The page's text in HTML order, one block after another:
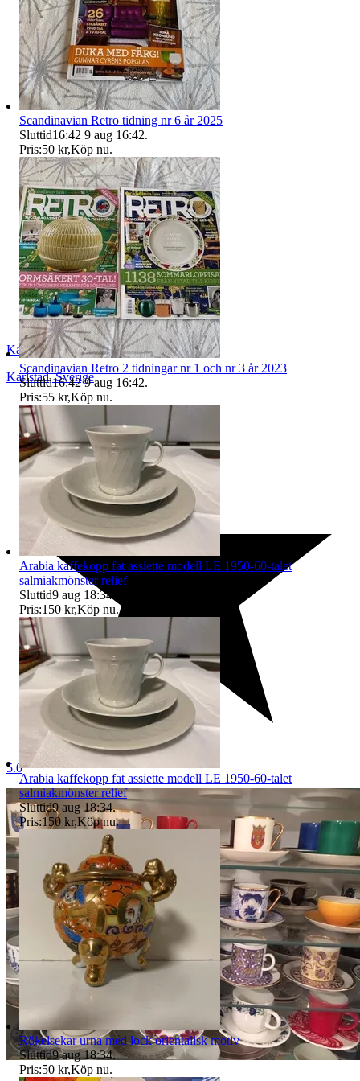
Katja52
Karlstad,Sverige
5.0
Scandinavian Retro tidning nr 6 år 2025
Sluttid16:42 9 aug 16:42.
Pris:50 kr,Köp nu.
Scandinavian Retro 2 tidningar nr 1 och nr 3 år 2023
Sluttid16:42 9 aug 16:42.
Pris:55 kr,Köp nu.
Arabia kaffekopp fat assiette modell LE 1950-60-talet
salmiakmönster relief
Sluttid9 aug 18:34
Pris:150 kr,Köp nu.
Arabia kaffekopp fat assiette modell LE 1950-60-talet
salmiakmönster relief
Sluttid9 aug 18:34.
Pris:150 kr,Köp nu.
Rökelsekar urna med lock orientalisk motiv
Sluttid9 aug 18:34.
Pris:50 kr,Köp nu.